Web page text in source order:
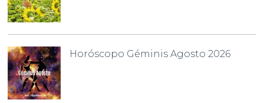
Horóscopo Géminis Agosto 2026